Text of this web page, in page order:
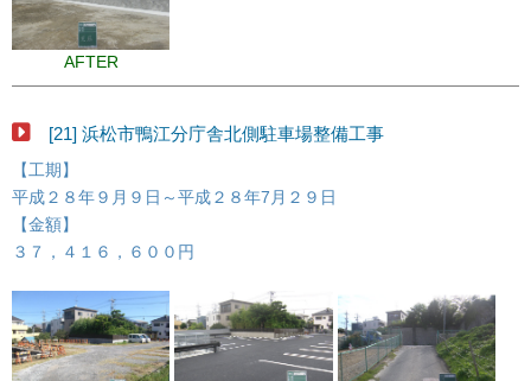
AFTER
[21] 浜松市鴨江分庁舎北側駐車場整備工事
【工期】
平成２８年９月９日～平成２８年7月２９日
【金額】
３７，４１６，６００円